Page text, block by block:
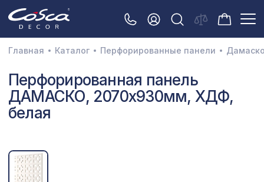
3D орнамент
Акустические панели
Декоративные балки и брус
Межкомнатные арки
Главная Каталог Перфорированные панели
Перфорированная панель
ДАМАСКО, 2070х930мм, ХДФ,
белая